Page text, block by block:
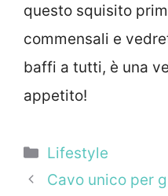
questo squisito
commensali e
baffi a tutti, è una
appetito!
Categorie
Lifestyle
Cavo unico per